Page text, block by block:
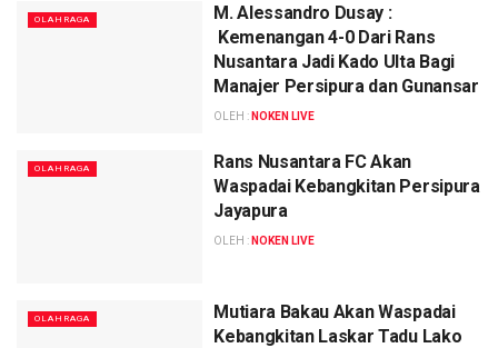
OLAHRAGA
M. Alessandro Dusay :
Kemenangan 4-0 Dari Rans
Nusantara Jadi Kado Ulta Bagi
Manajer Persipura dan Gunansar
OLEH : NOKEN LIVE
OLAHRAGA
Rans Nusantara FC Akan
Waspadai Kebangkitan Persipura
Jayapura
OLEH : NOKEN LIVE
OLAHRAGA
Mutiara Bakau Akan Waspadai
Kebangkitan Laskar Tadu Lako